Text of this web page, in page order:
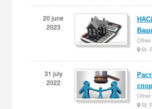
20 june
2023
St.
31 july
2022
St.